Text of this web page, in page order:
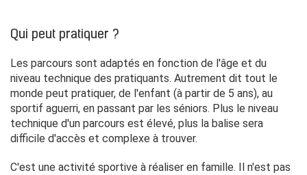
Qui peut pratiquer ?
Les parcours sont adaptés en fonction de l'âge et du
niveau technique des pratiquants. Autrement dit tout le
monde peut pratiquer, de l'enfant (à partir de 5 ans), au
sportif aguerri, en passant par les séniors. Plus le niveau
technique d'un parcours est élevé, plus la balise sera
difficile d'accès et complexe à trouver.
C'est une activité sportive à réaliser en famille. Il n'est pas